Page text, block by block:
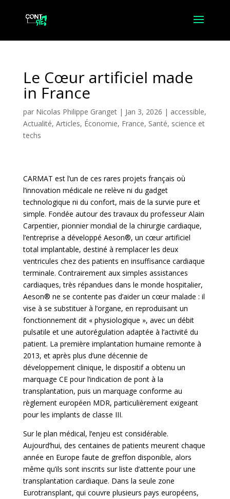
Le Cœur artificiel made
in France
par Nicolas Philippe Granget| Jan 3, 2026 | accessible,
Actualité, Articles, Économie, France, Santé, science et
techs
CARMAT est l’un de ces rares projets français où
l’innovation médicale ne relève ni du gadget
technologique ni du confort, mais de la survie pure et
simple. Fondée autour des travaux du professeur Alain
Carpentier, pionnier mondial de la chirurgie cardiaque,
l’entreprise a développé Aeson®, un cœur artificiel
total implantable, destiné à remplacer les deux
ventricules chez des patients en insuffisance cardiaque
terminale. Contrairement aux simples assistances
cardiaques, très répandues dans le monde hospitalier,
Aeson® ne se contente pas d’aider un cœur malade : il
vise à se substituer à l’organe, en reproduisant un
fonctionnement dit « physiologique », avec un débit
pulsatile et une autorégulation adaptée à l’activité du
patient. La première implantation humaine remonte à
2013, et après plus d’une décennie de
développement clinique, le dispositif a obtenu un
marquage CE pour l’indication de pont à la
transplantation, puis un marquage conforme au
règlement européen MDR, particulièrement exigeant
pour les implants de classe III.
Sur le plan médical, l’enjeu est considérable.
Aujourd’hui, des centaines de patients meurent chaque
année en Europe faute de greffon disponible, alors
même qu’ils sont inscrits sur liste d’attente pour une
transplantation cardiaque. Dans la seule zone
Eurotransplant, qui couvre plusieurs pays européens,